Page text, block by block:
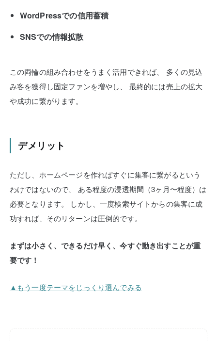
WordPressでの信用蓄積
SNSでの情報拡散
この両輪の組み合わせをうまく活用できれば、
多くの見込
み客を獲得し固定ファンを増やし、
最終的には売上の拡大
や成功に繋がります。
デメリット
ただし、ホームページを作ればすぐに集客に繋がるという
わけではないので、
ある程度の浸透期間（3ヶ月〜程度）は
必要となります。
しかし、一度検索サイトからの集客に成
功すれば、そのリターンは圧倒的です。
まずは小さく、できるだけ早く、今すぐ動き出すことが重
要です！
▲もう一度テーマをじっくり選んでみる